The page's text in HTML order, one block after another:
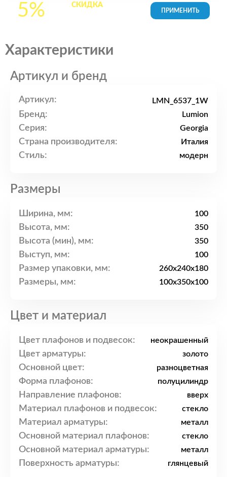
5% СКИДКАна все
Характеристики
Артикул и бренд
Артикул: LMN_6537_1W
Бренд: Lumion
Серия: Georgia
Страна производителя: Италия
Стиль: модерн
Размеры
Ширина, мм: 100
Высота, мм: 350
Высота (мин), мм: 350
Выступ, мм: 100
Размер упаковки, мм: 260x240x180
Размеры, мм: 100x350x100
Цвет и материал
Цвет плафонов и подвесок: неокрашенный
Цвет арматуры: золото
Основной цвет: разноцветная
Форма плафонов: полуцилиндр
Направление плафонов: вверх
Материал плафонов и подвесок: стекло
Материал арматуры: металл
Основной материал плафонов: стекло
Основной материал арматуры: металл
Поверхность арматуры: глянцевый